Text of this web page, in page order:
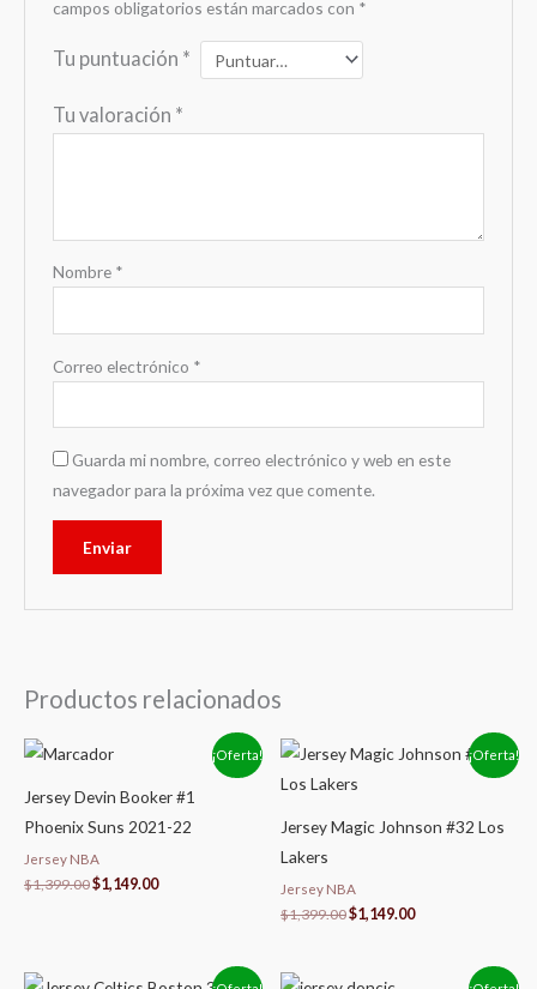
campos obligatorios están marcados con *
Tu puntuación *
Tu valoración *
Nombre *
Correo electrónico *
Guarda mi nombre, correo electrónico y web en este
navegador para la próxima vez que comente.
Productos relacionados
¡Oferta!
Jersey Devin Booker #1
Phoenix Suns 2021-22
Jersey NBA
$1,399.00
El
precio
era:
$1,399.00.
$1,149.00
es:
$1,149.00.
¡Oferta!
Jersey Magic Johnson #32 Los
Lakers
Jersey NBA
$1,399.00
El
precio
original
$1,399.00.
$1,149.00
El
precio
$1,149.00.
El El